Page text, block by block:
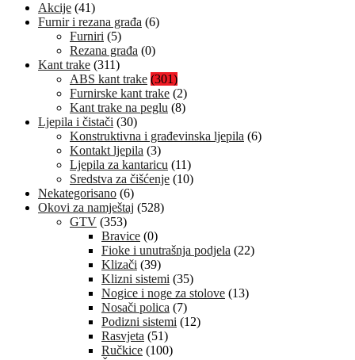
Akcije (41)
Furnir i rezana građa (6)
Furniri (5)
Rezana građa (0)
Kant trake (311)
ABS kant trake (301)
Furnirske kant trake (2)
Kant trake na peglu (8)
Ljepila i čistači (30)
Konstruktivna i građevinska ljepila (6)
Kontakt ljepila (3)
Ljepila za kantaricu (11)
Sredstva za čišćenje (10)
Nekategorisano (6)
Okovi za namještaj (528)
GTV (353)
Bravice (0)
Fioke i unutrašnja podjela (22)
Klizači (39)
Klizni sistemi (35)
Nogice i noge za stolove (13)
Nosači polica (7)
Podizni sistemi (12)
Rasvjeta (51)
Ručkice (100)